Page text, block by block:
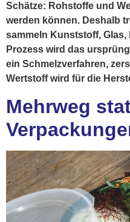
Schätze: Rohstoffe und
werden können. Deshalb
sammeln Kunststoff, Glas,
Prozess wird das
ein Schmelzverfahren,
Wertstoff wird für die
Mehrweg